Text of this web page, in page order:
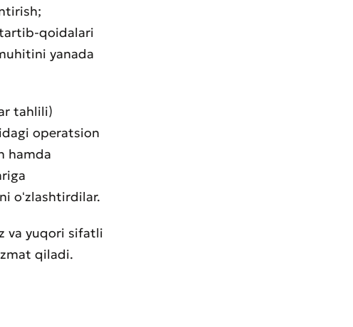
qoidalari
yanada
tahlili)
operatsion
hamda
oʻzlashtirdilar.
va yuqori sifatli
qiladi.